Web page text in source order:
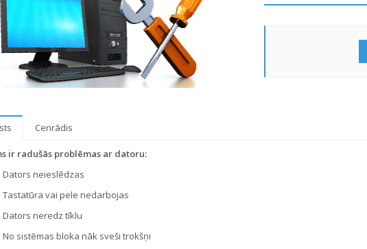
Cenrādis
ir radušās problēmas ar datoru:
Dators neieslēdzas
Tastatūra vai pele nedarbojas
Dators neredz tīklu
No sistēmas bloka nāk sveši trokšņi